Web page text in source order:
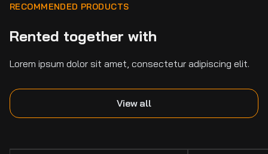
RECOMMENDED PRODUCTS
Rented together with
Lorem ipsum dolor sit amet, consectetur adipiscing elit.
View all